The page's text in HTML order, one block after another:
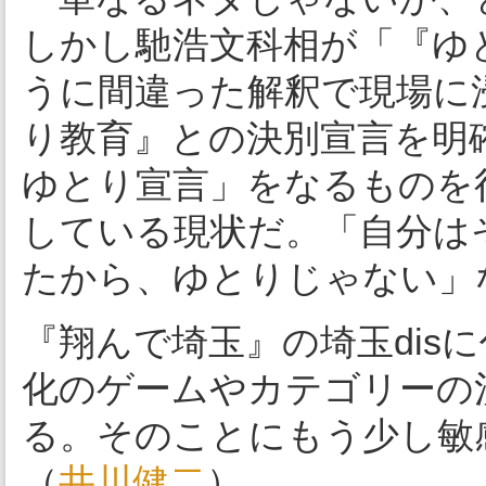
しかし馳浩文科相が「『
うに間違った解釈で現場
り教育』との決別宣言を
ゆとり宣言」をなるもの
している現状だ。「自分
たから、ゆとりじゃない
『翔んで埼玉』の埼玉dis
化のゲームやカテゴリー
る。そのことにもう少し